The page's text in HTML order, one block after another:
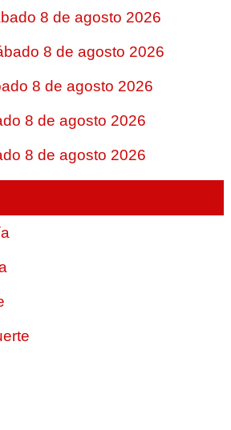
8 de agosto 2026
8 de agosto 2026
8 de agosto 2026
8 de agosto 2026
8 de agosto 2026